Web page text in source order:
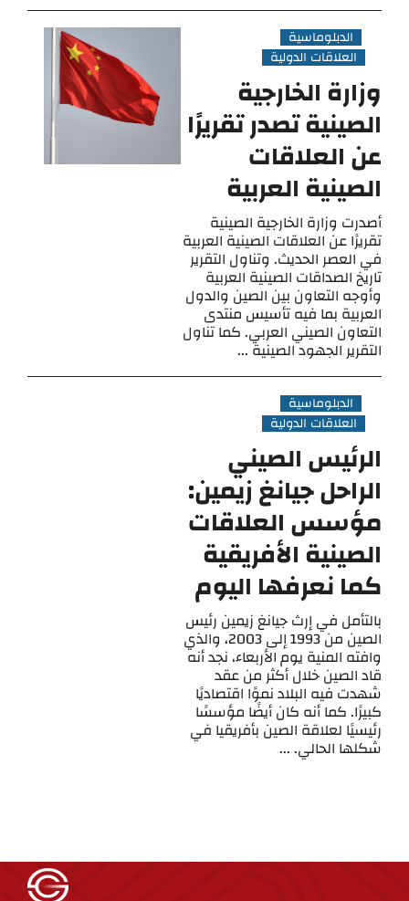
الدبلوماسية
العلاقات الدولية
وزارة الخارجية
الصينية تصدر تقريرًا
عن العلاقات
الصينية العربية
أصدرت وزارة الخارجية الصينية
تقريرًا عن العلاقات الصينية العربية
في العصر الحديث. وتناول التقرير
تاريخ الصداقات الصينية العربية
وأوجه التعاون بين الصين والدول
العربية بما فيه تأسيس منتدى
التعاون الصيني العربي. كما تناول
التقرير الجهود الصينية ...
الدبلوماسية
العلاقات الدولية
الرئيس الصيني
الراحل جيانغ زيمين:
مؤسس العلاقات
الصينية الأفريقية
كما نعرفها اليوم
بالتأمل في إرث جيانغ زيمين رئيس
الصين من 1993 إلى 2003، والذي
وافته المنية يوم الأربعاء، نجد أنه
قاد الصين خلال أكثر من عقد
شهدت فيه البلاد نموًا اقتصاديًا
كبيرًا. كما أنه كان أيضًا مؤسسًا
رئيسيًا لعلاقة الصين بأفريقيا في
شكلها الحالي. ...